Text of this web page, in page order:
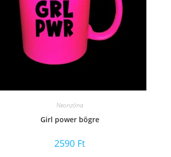
Neonzóna
Girl power bögre
2590 Ft